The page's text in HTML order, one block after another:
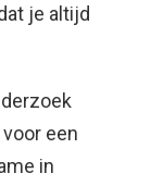
je altijd
een
in